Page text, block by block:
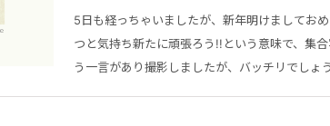
5日も経っちゃいましたが、新年明けましてお
つと気持ち新たに頑張ろう!!という意味で、集
う一言があり撮影しましたが、バッチリでし